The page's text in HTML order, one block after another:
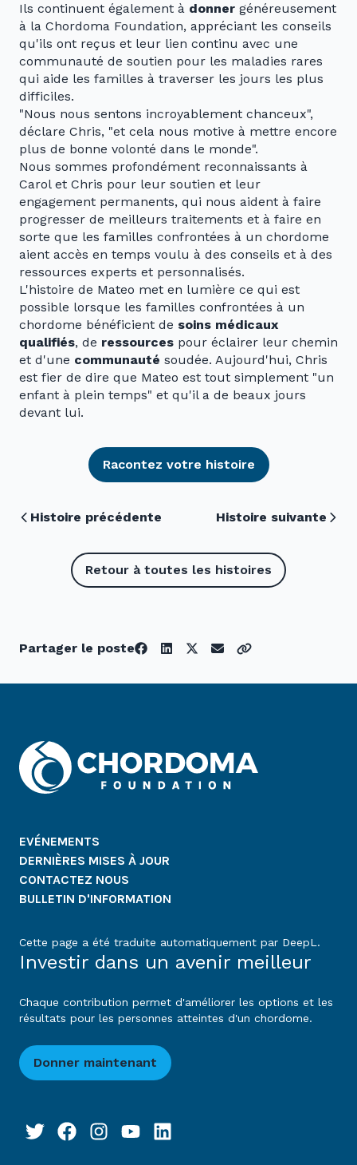
Ils continuent également à donner généreusement
à la Chordoma Foundation, appréciant les conseils
qu'ils ont reçus et leur lien continu avec une
communauté de soutien pour les maladies rares
qui aide les familles à traverser les jours les plus
difficiles.
"Nous nous sentons incroyablement chanceux",
déclare Chris, "et cela nous motive à mettre encore
plus de bonne volonté dans le monde".
Nous sommes profondément reconnaissants à
Carol et Chris pour leur soutien et leur
engagement permanents, qui nous aident à faire
progresser de meilleurs traitements et à faire en
sorte que les familles confrontées à un chordome
aient accès en temps voulu à des conseils et à des
ressources experts et personnalisés.
L'histoire de Mateo met en lumière ce qui est
possible lorsque les familles confrontées à un
chordome bénéficient de soins médicaux
qualifiés, de ressources pour éclairer leur chemin
et d'une communauté soudée. Aujourd'hui, Chris
est fier de dire que Mateo est tout simplement "un
enfant à plein temps" et qu'il a de beaux jours
devant lui.
Racontez votre histoire
Histoire précédente Histoire suivante
Retour à toutes les histoires
Partager le poste
EVÉNEMENTS
DERNIÈRES MISES À JOUR
CONTACTEZ NOUS
BULLETIN D'INFORMATION
Cette page a été traduite automatiquement par DeepL.
Investir dans un avenir meilleur
Chaque contribution permet d'améliorer les options et les
résultats pour les personnes atteintes d'un chordome.
Donner maintenant